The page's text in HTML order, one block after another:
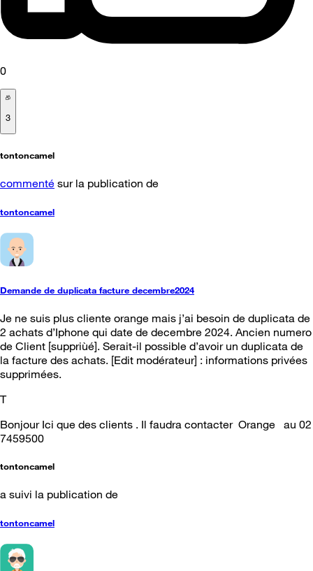
0
3
tontoncamel
commenté sur la publication de
tontoncamel
Demande de duplicata facture decembre2024
Je ne suis plus cliente orange mais j’ai besoin de duplicata de
2 achats d’Iphone qui date de decembre 2024. Ancien numero
de Client [suppriùé]. Serait-il possible d’avoir un duplicata de
la facture des achats. [Edit modérateur] : informations privées
supprimées.
T
Bonjour Ici que des clients . Il faudra contacter Orange au 02
7459500
tontoncamel
a suivi la publication de
tontoncamel